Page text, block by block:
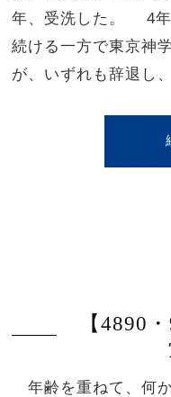
年、受洗した。 4年
続ける一方で東京神
が、いずれも辞退し
【4890
年齢を重ねて、何